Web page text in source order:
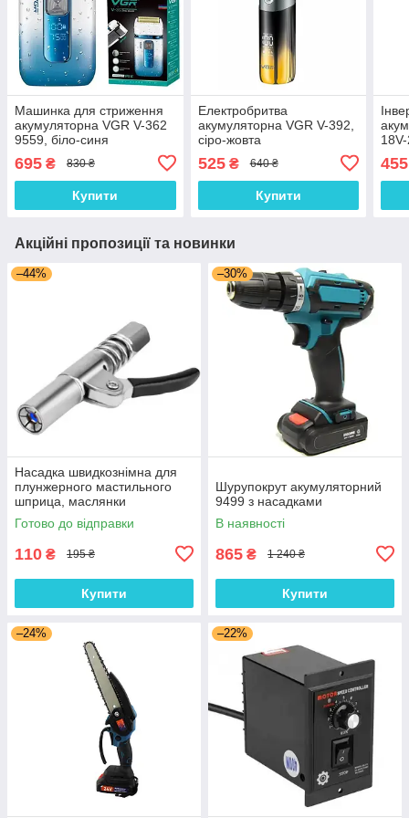
Машинка для стриження
акумуляторна VGR V-362
9559, біло-синя
695 ₴ 830 ₴
Купити
Електробритва
акумуляторна VGR V-392,
сіро-жовта
525₴ 640 ₴
Купити
455
Акційні пропозиції та новинки
–44%
Насадка швидкознімна для
плунжерного мастильного
шприца, маслянки
Готово до відправки
110 ₴ 195 ₴
Купити
–30%
Шурупокрут акумуляторний
9499 з насадками
В наявності
865 ₴ 1 240 ₴
Купити
–24% –22%